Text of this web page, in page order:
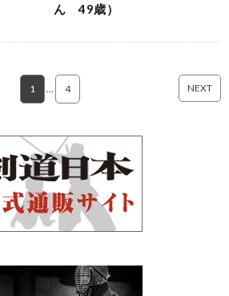
ん 49歳）
1 … 4 NEXT